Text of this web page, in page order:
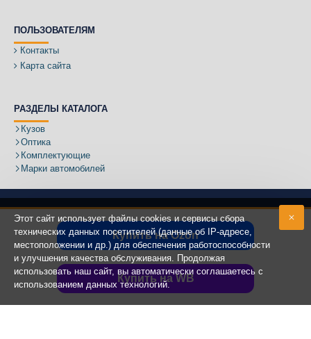
Купить на Ozon
Купить на WB
ПОЛЬЗОВАТЕЛЯМ
Контакты
Карта сайта
РАЗДЕЛЫ КАТАЛОГА
Кузов
Оптика
Комплектующие
Марки автомобилей
Адрес:
Copyright ©2020 - 2025КУЗОВИК.РУ
Этот сайт использует файлы cookies и сервисы сбора
технических данных посетителей (данные об IP-адресе,
местоположении и др.) для обеспечения работоспособности
и улучшения качества обслуживания. Продолжая
использовать наш сайт, вы автоматически соглашаетесь с
использованием данных технологий.